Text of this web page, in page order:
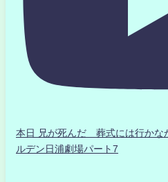
本日 兄が死んだ 葬式には行か
ルデン日浦劇場パート7